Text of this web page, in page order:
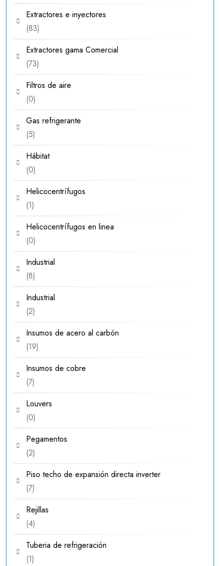
productos
Extractores e inyectores
8383
productos
Extractores gama Comercial
7373
productos
Filtros de aire
00
productos
Gas refrigerante
55
productos
Hábitat
00
productos
Helicocentrífugos
11
producto
Helicocentrífugos en linea
00
productos
Industrial
88
productos
Industrial
22
productos
Insumos de acero al carbón
1919
productos
Insumos de cobre
77
productos
Louvers
00
productos
Pegamentos
22
productos
Piso techo de expansión directa inverter
77
productos
Rejillas
44
productos
Tuberia de refrigeración
11